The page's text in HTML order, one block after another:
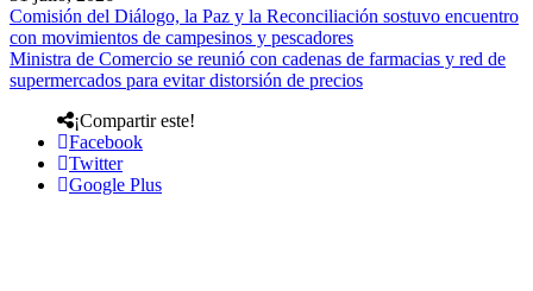
Comisión del Diálogo, la Paz y la Reconciliación sostuvo encuentro
con movimientos de campesinos y pescadores
Ministra de Comercio se reunió con cadenas de farmacias y red de
supermercados para evitar distorsión de precios
¡Compartir este!
Facebook
Twitter
Google Plus